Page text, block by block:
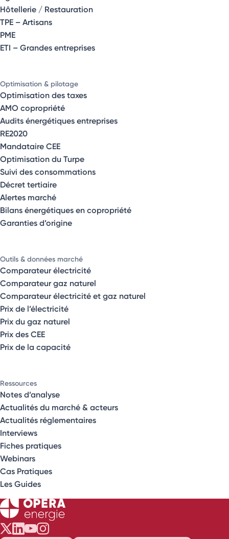
Hôtellerie / Restauration
TPE – Artisans
PME
ETI – Grandes entreprises
Optimisation & pilotage
Optimisation des taxes
AMO copropriété
Audits énergétiques entreprises
RE2020
Mandataire CEE
Optimisation du Turpe
Suivi des consommations
Décret tertiaire
Alertes marché
Bilans énergétiques en copropriété
Garanties d’origine
Outils & données marché
Comparateur électricité
Comparateur gaz naturel
Comparateur électricité et gaz naturel
Prix de l’électricité
Prix du gaz naturel
Prix des CEE
Prix de la capacité
Ressources
Notes d’analyse
Actualités du marché & acteurs
Actualités réglementaires
Interviews
Fiches pratiques
Webinars
Cas Pratiques
Les Guides
Opéra Énergie sur Twitter
Opéra Énergie sur LinkedIn
Opéra Énergie sur Youtube
Opéra Énergie sur Instagram